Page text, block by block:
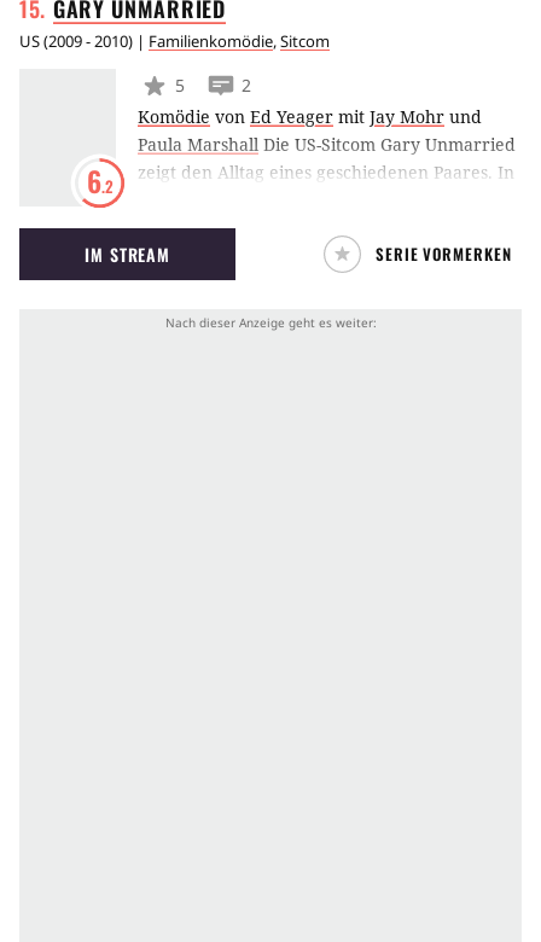
Liebesdingen zu bewältigen.
GARY UNMARRIED
US(2009 - 2010) | Familienkomödie,Sitcom
6.2
5
2
Komödie von Ed Yeager mit Jay Mohr und
Paula Marshall Die US-Sitcom Gary Unmarried
zeigt den Alltag eines geschiedenen Paares. In
Marshall zu sehen. 2010 wurde die Serie nach
zwei Staffeln abgesetzt.
IM STREAM SERIE VORMERKEN